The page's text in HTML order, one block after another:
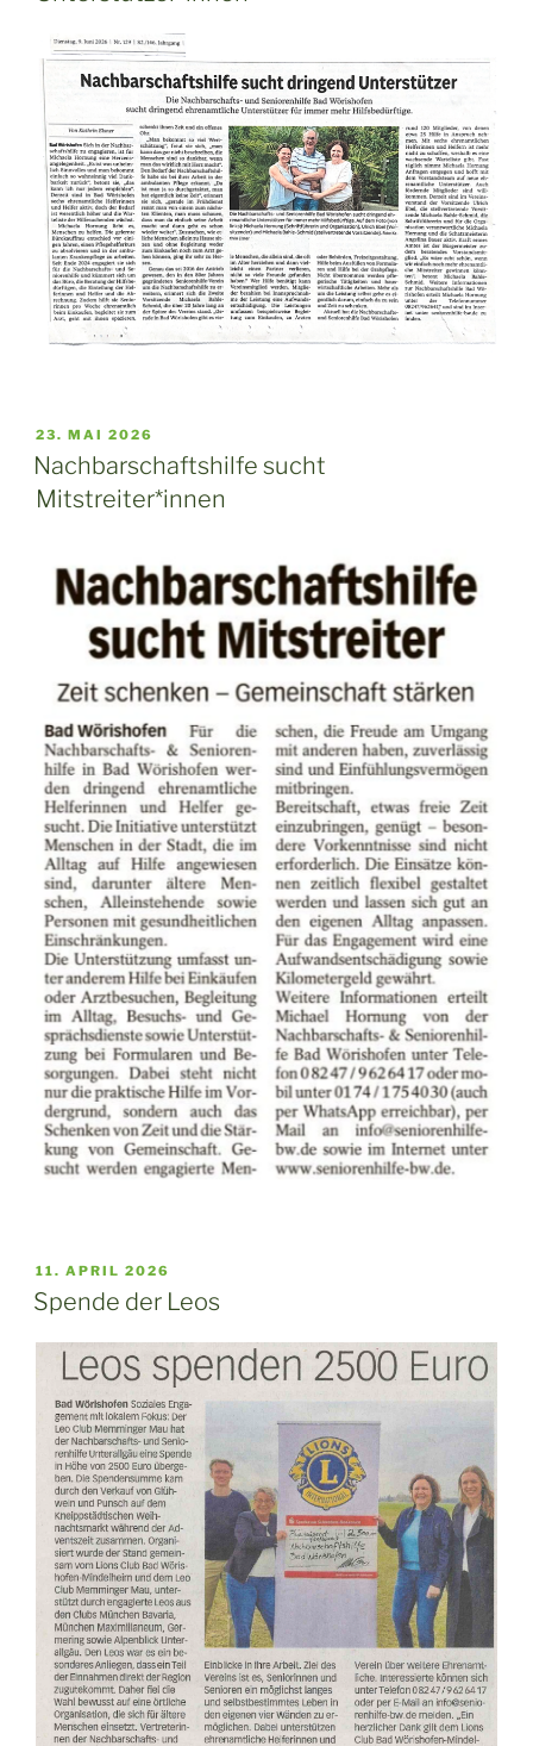
VERÖFFENTLICHT
AM
23. MAI 2026
Nachbarschaftshilfe sucht
Mitstreiter*innen
VERÖFFENTLICHT
AM
11. APRIL 2026
Spende der Leos